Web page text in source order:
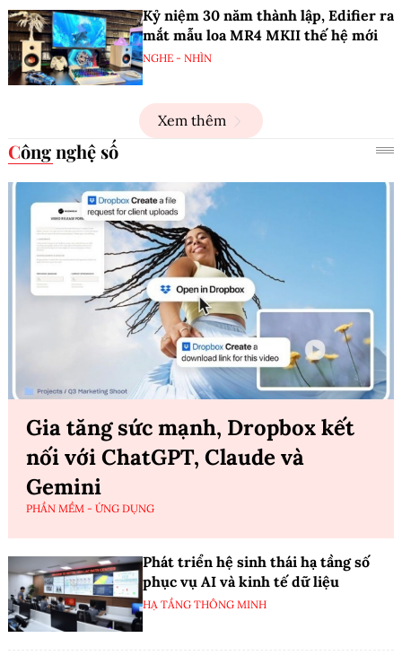
Kỷ niệm 30 năm thành lập, Edifier ra
mắt mẫu loa MR4 MKII thế hệ mới
NGHE - NHÌN
Xem thêm
Công nghệ số
Gia tăng sức mạnh, Dropbox kết
nối với ChatGPT, Claude và
Gemini
PHẦN MỀM - ỨNG DỤNG
Phát triển hệ sinh thái hạ tầng số
phục vụ AI và kinh tế dữ liệu
HẠ TẦNG THÔNG MINH